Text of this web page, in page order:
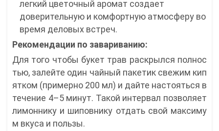
легкий цветочный аромат создает
доверительную и комфортную атмосферу во
время деловых встреч.
Рекомендации по завариванию:
Для того чтобы букет трав раскрылся полнос
тью, залейте один чайный пакетик свежим кип
ятком (примерно 200 мл) и дайте настояться в
течение 4–5 минут. Такой интервал позволяет
лимоннику и шиповнику отдать свой максиму
м вкуса и пользы.